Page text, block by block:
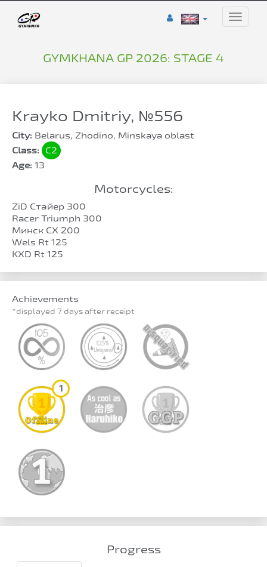
Toggle
GYMKHANA GP 2026: STAGE 4
Krayko Dmitriy, №556
City: Belarus, Zhodino, Minskaya oblast
Class:
C2
Age: 13
Motorcycles:
ZiD Стайер 300
Racer Triumph 300
Минск CX 200
Wels Rt 125
KXD Rt 125
Achievements
*displayed 7 days after receipt
1
Progress